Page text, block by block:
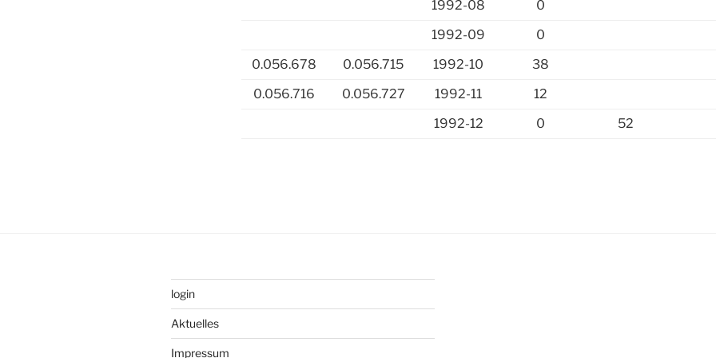
1992-08
0
1992-09
0
0.056.678
0.056.715 1992-10
38
0.056.716
0.056.727 1992-11
12
1992-12
0 52
login
Aktuelles
Impressum